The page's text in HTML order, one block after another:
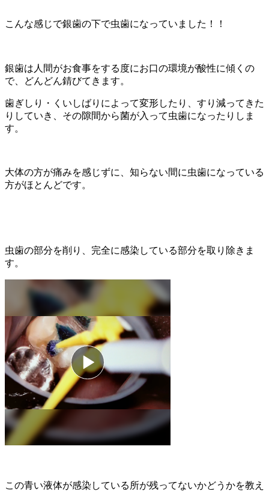
こんな感じで銀歯の下で虫歯になっていました！！
銀歯は人間がお食事をする度にお口の環境が酸性に傾くの
で、どんどん錆びてきます。
歯ぎしり・くいしばりによって変形したり、すり減ってきた
りしていき、その隙間から菌が入って虫歯になったりしま
す。
大体の方が痛みを感じずに、知らない間に虫歯になっている
方がほとんどです。
虫歯の部分を削り、完全に感染している部分を取り除きま
す。
この青い液体が感染している所が残ってないかどうかを教え